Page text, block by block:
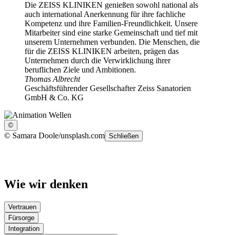
Die ZEISS KLINIKEN genießen sowohl national als
auch international Anerkennung für ihre fachliche
Kompetenz und ihre Familien-Freundlichkeit. Unsere
Mitarbeiter sind eine starke Gemeinschaft und tief mit
unserem Unternehmen verbunden. Die Menschen, die
für die ZEISS KLINIKEN arbeiten, prägen das
Unternehmen durch die Verwirklichung ihrer
beruflichen Ziele und Ambitionen.
Thomas Albrecht
Geschäftsführender Gesellschafter Zeiss Sanatorien
GmbH & Co. KG
©
© Samara Doole/unsplash.com Schließen
Wie wir denken
Vertrauen
Fürsorge
Integration